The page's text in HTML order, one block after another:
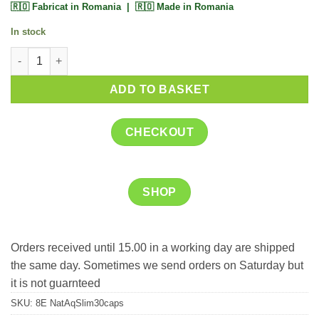
🇷🇴 Fabricat in Romania | 🇷🇴 Made in Romania
In stock
Naturalis Aqua Slim 30 capsule quantity
ADD TO BASKET
CHECKOUT
SHOP
Orders received until 15.00 in a working day are shipped
the same day. Sometimes we send orders on Saturday but
it is not guarnteed
SKU: 8E NatAqSlim30caps